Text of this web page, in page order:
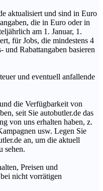
aktualisiert und sind in Euro
die in Euro oder in
am 1. Januar, 1.
für Jobs, die mindestens 4
und Rabattangaben basieren
und eventuell anfallende
die Verfügbarkeit von
seit Sie autobutler.de das
von uns erhalten haben, z.
usw. Legen Sie
an, um die aktuell
sehen.
Preisen und
nicht vorrätigen